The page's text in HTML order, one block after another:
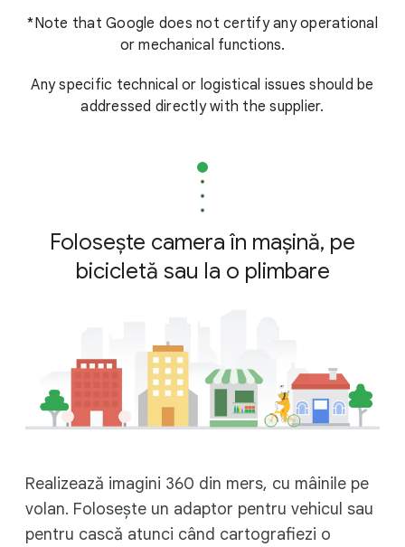
*Note that Google does not certify any operational
or mechanical functions.
Any specific technical or logistical issues should be
addressed directly with the supplier.
Folosește camera în mașină, pe
bicicletă sau la o plimbare
Realizează imagini 360 din mers, cu mâinile pe
volan. Folosește un adaptor pentru vehicul sau
pentru cască atunci când cartografiezi o